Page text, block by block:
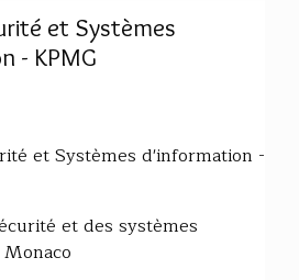
et Systèmes
- KPMG
et Systèmes d'information -
et des systèmes